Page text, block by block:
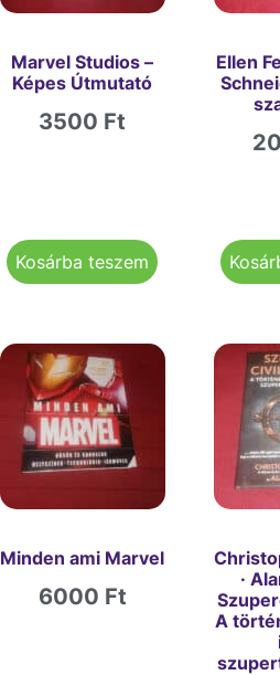
Marvel Studios –
Képes Útmutató
3500 Ft
Kosárba teszem
Ellen
Minden ami Marvel
6000 Ft
·
A